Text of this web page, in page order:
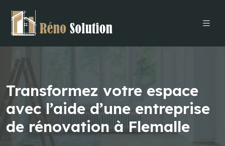
Transformez votre espace
avec l’aide d’une entreprise
de rénovation à Flemalle